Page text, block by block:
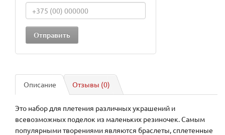
Описание Отзывы (0)
Это набор для плетения различных украшений и
всевозможных поделок из маленьких резиночек. Самым
популярными творениями являются браслеты, сплетенные